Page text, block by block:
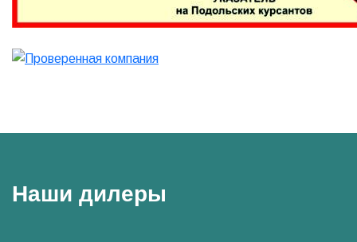
Наши дилеры